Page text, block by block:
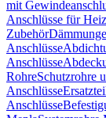
mit
Anschlüsse für
Zubehör
Anschlüsse
Anschlüsse
RohreSchutzrohre
Anschlüsse
Anschlüsse